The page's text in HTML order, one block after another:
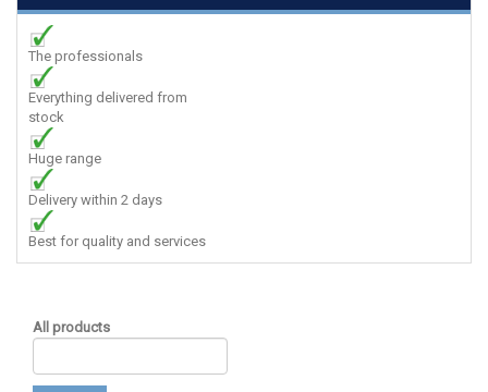
The professionals
Everything delivered from
stock
Huge range
Delivery within 2 days
Best for quality and services
All products